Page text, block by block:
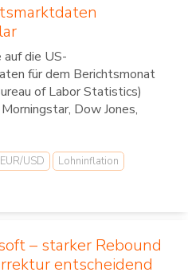
auf die US-
für dem Berichtsmonat
of Labor Statistics)
Dow Jones,
EUR/USD
Lohninflation
– starker Rebound
entscheidend